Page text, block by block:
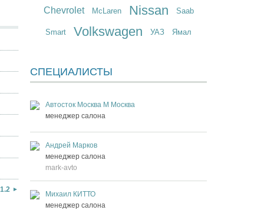
Chevrolet McLaren Nissan Saab
Smart Volkswagen УАЗ Ямал
СПЕЦИАЛИСТЫ
Автосток Москва М Москва
менеджер салона
Андрей Марков
менеджер салона
mark-avto
Михаил КИТТО
менеджер салона